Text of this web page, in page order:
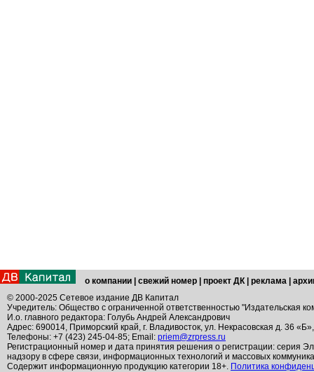
о компании свежий номер проект ДК реклама
© 2000-2025 Сетевое издание ДВ Капитал
Учредитель: Общество с ограниченной ответственностью "Издательская
И.о. главного редактора: Голубь Андрей Александрович
Адрес: 690014, Приморский край, г. Владивосток, ул. Некрасовская д. 36
Телефоны: +7 (423) 245-04-85; Email: priem@zrpress.ru
Регистрационный номер и дата принятия решения о регистрации: серия
надзору в сфере связи, информационных технологий и массовых
Содержит информационную продукцию категории 18+. Политика